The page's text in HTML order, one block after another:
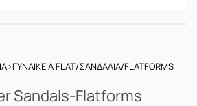
›ΓΥΝΑΙΚΕΙΑ FLAT/ΣΑΝΔΑΛΙΑ/FLATFORMS
Sandals-Flatforms